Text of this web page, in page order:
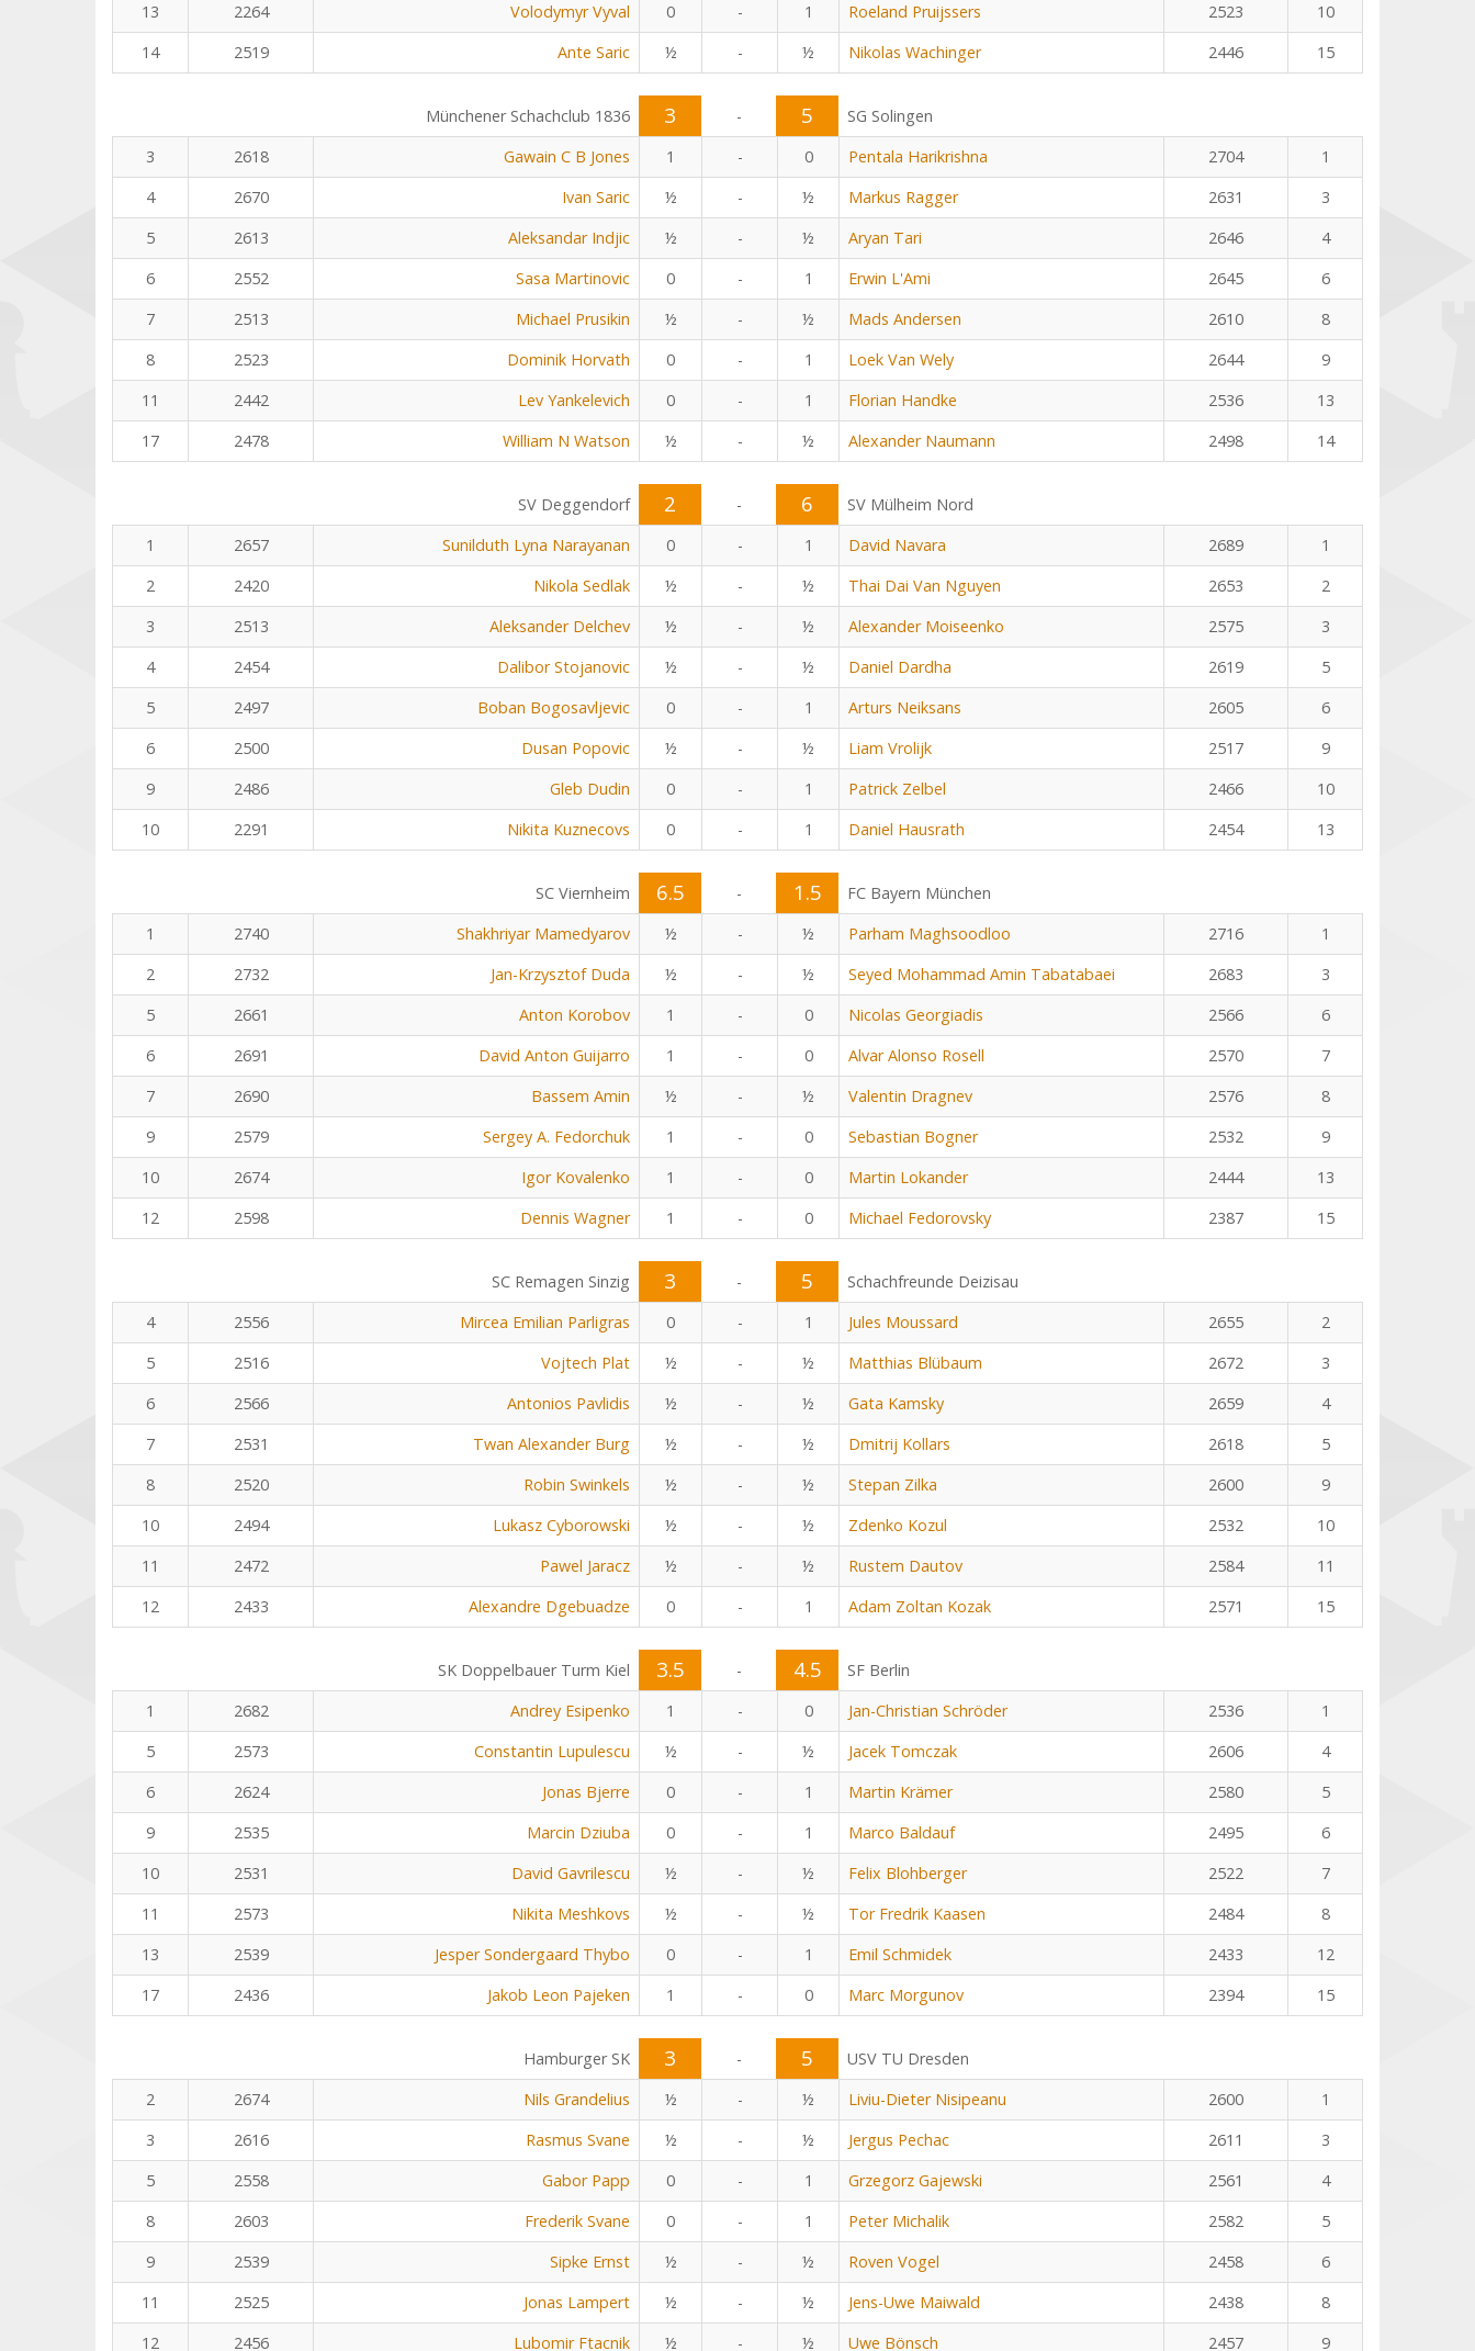
13
2264 Volodymyr Vyval 0 - 1 Roeland Pruijssers 2523
10
14
2519 Ante Saric ½ - ½ Nikolas Wachinger 2446 15
Münchener Schachclub 1836 3 - 5
SG Solingen
3
2618 Gawain C B Jones 1 - 0 Pentala Harikrishna 2704
1
4
2670 Ivan Saric ½ - ½ Markus Ragger 2631
3
5
2613 Aleksandar Indjic ½ - ½ Aryan Tari 2646
4
6
2552 Sasa Martinovic 0 - 1 Erwin L'Ami 2645
6
7
2513 Michael Prusikin ½ - ½ Mads Andersen 2610
8
8
2523 Dominik Horvath 0 - 1 Loek Van Wely 2644
9
11
2442 Lev Yankelevich 0 - 1 Florian Handke 2536
13
17
2478 William N Watson ½ - ½ Alexander Naumann 2498 14
SV Deggendorf 2 - 6
SV Mülheim Nord
1
2657 Sunilduth Lyna Narayanan 0 - 1 David Navara 2689
1
2
2420 Nikola Sedlak ½ - ½ Thai Dai Van Nguyen 2653
2
3
2513 Aleksander Delchev ½ - ½ Alexander Moiseenko 2575
3
4
2454 Dalibor Stojanovic ½ - ½ Daniel Dardha 2619
5
5
2497 Boban Bogosavljevic 0 - 1 Arturs Neiksans 2605
6
6
2500 Dusan Popovic ½ - ½ Liam Vrolijk 2517
9
9
2486 Gleb Dudin 0 - 1 Patrick Zelbel 2466
10
10
2291 Nikita Kuznecovs 0 - 1 Daniel Hausrath 2454 13
SC Viernheim 6.5 - 1.5
FC Bayern München
1
2740 Shakhriyar Mamedyarov ½ - ½ Parham Maghsoodloo 2716
1
2
2732 Jan-Krzysztof Duda ½ - ½ Seyed Mohammad Amin Tabatabaei 2683
3
5
2661 Anton Korobov 1 - 0 Nicolas Georgiadis 2566
6
6
2691 David Anton Guijarro 1 - 0 Alvar Alonso Rosell 2570
7
7
2690 Bassem Amin ½ - ½ Valentin Dragnev 2576
8
9
2579 Sergey A. Fedorchuk 1 - 0 Sebastian Bogner 2532
9
10
2674 Igor Kovalenko 1 - 0 Martin Lokander 2444
13
12
2598 Dennis Wagner 1 - 0 Michael Fedorovsky 2387 15
SC Remagen Sinzig 3 - 5
Schachfreunde Deizisau
4
2556 Mircea Emilian Parligras 0 - 1 Jules Moussard 2655
2
5
2516 Vojtech Plat ½ - ½ Matthias Blübaum 2672
3
6
2566 Antonios Pavlidis ½ - ½ Gata Kamsky 2659
4
7
2531 Twan Alexander Burg ½ - ½ Dmitrij Kollars 2618
5
8
2520 Robin Swinkels ½ - ½ Stepan Zilka 2600
9
10
2494 Lukasz Cyborowski ½ - ½ Zdenko Kozul 2532
10
11
2472 Pawel Jaracz ½ - ½ Rustem Dautov 2584
11
12
2433 Alexandre Dgebuadze 0 - 1 Adam Zoltan Kozak 2571 15
SK Doppelbauer Turm Kiel 3.5 - 4.5
SF Berlin
1
2682 Andrey Esipenko 1 - 0 Jan-Christian Schröder 2536
1
5
2573 Constantin Lupulescu ½ - ½ Jacek Tomczak 2606
4
6
2624 Jonas Bjerre 0 - 1 Martin Krämer 2580
5
9
2535 Marcin Dziuba 0 - 1 Marco Baldauf 2495
6
10
2531 David Gavrilescu ½ - ½ Felix Blohberger 2522
7
11
2573 Nikita Meshkovs ½ - ½ Tor Fredrik Kaasen 2484
8
13
2539 Jesper Sondergaard Thybo 0 - 1 Emil Schmidek 2433
12
17
2436 Jakob Leon Pajeken 1 - 0 Marc Morgunov 2394 15
Hamburger SK 3 - 5
USV TU Dresden
2
2674 Nils Grandelius ½ - ½ Liviu-Dieter Nisipeanu 2600
1
3
2616 Rasmus Svane ½ - ½ Jergus Pechac 2611
3
5
2558 Gabor Papp 0 - 1 Grzegorz Gajewski 2561
4
8
2603 Frederik Svane 0 - 1 Peter Michalik 2582
5
9
2539 Sipke Ernst ½ - ½ Roven Vogel 2458
6
11
2525 Jonas Lampert ½ - ½ Jens-Uwe Maiwald 2438
8
12
2456 Lubomir Ftacnik ½ - ½ Uwe Bönsch 2457 9